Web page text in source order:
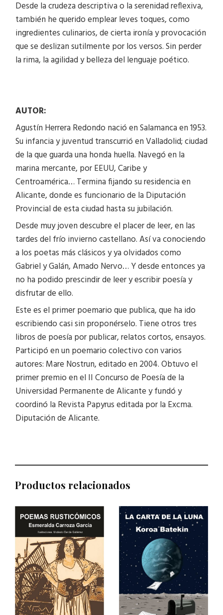
Desde la crudeza descriptiva o la serenidad reflexiva,
también he querido emplear leves toques, como
ingredientes culinarios, de cierta ironía y provocación
que se deslizan sutilmente por los versos. Sin perder
la rima, la agilidad y belleza del lenguaje poético.
AUTOR:
Agustín Herrera Redondo nació en Salamanca en 1953.
Su infancia y juventud transcurrió en Valladolid; ciudad
de la que guarda una honda huella. Navegó en la
marina mercante, por EEUU, Caribe y
Centroamérica… Termina fijando su residencia en
Alicante, donde es funcionario de la Diputación
Provincial de esta ciudad hasta su jubilación.
Desde muy joven descubre el placer de leer, en las
tardes del frío invierno castellano. Así va conociendo
a los poetas más clásicos y ya olvidados como
Gabriel y Galán, Amado Nervo… Y desde entonces ya
no ha podido prescindir de leer y escribir poesía y
disfrutar de ello.
Este es el primer poemario que publica, que ha ido
escribiendo casi sin proponérselo. Tiene otros tres
libros de poesía por publicar, relatos cortos, ensayos.
Participó en un poemario colectivo con varios
autores: Mare Nostrun, editado en 2004. Obtuvo el
primer premio en el II Concurso de Poesía de la
Universidad Permanente de Alicante y fundó y
coordinó la Revista Papyrus editada por la Excma.
Diputación de Alicante.
Productos relacionados